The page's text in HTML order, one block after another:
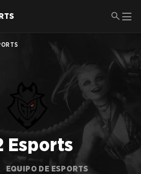
Esports
EQUIPO DE ESPORTS